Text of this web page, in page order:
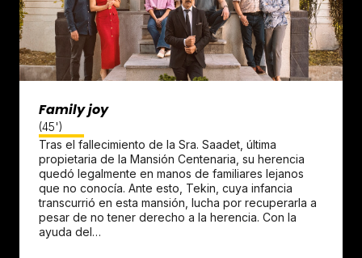
Family joy
(45')
Tras el fallecimiento de la Sra. Saadet, última
propietaria de la Mansión Centenaria, su herencia
quedó legalmente en manos de familiares lejanos
que no conocía. Ante esto, Tekin, cuya infancia
transcurrió en esta mansión, lucha por recuperarla a
pesar de no tener derecho a la herencia. Con la
ayuda del…